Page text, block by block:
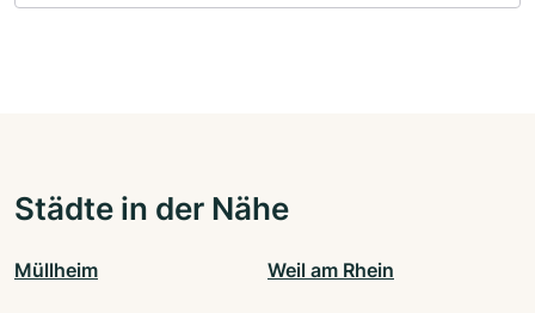
Städte in der Nähe
Müllheim Weil am Rhein